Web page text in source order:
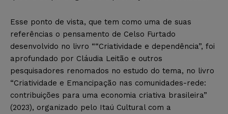
Esse ponto de vista, que tem como uma de suas
referências o pensamento de Celso Furtado
desenvolvido no livro ““Criatividade e dependência”, foi
aprofundado por Cláudia Leitão e outros
pesquisadores renomados no estudo do tema, no livro
“Criatividade e Emancipação nas comunidades-rede:
contribuições para uma economia criativa brasileira”
(2023), organizado pelo Itaú Cultural com a